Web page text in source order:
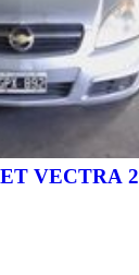
VECTRA